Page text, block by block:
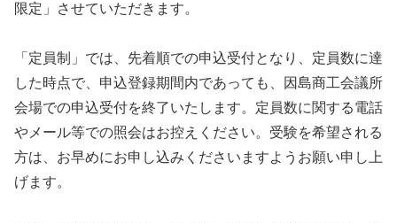
限定」させていただきます。
「定員制」では、先着順での申込受付となり、定員数に達
した時点で、申込登録期間内であっても、因島商工会議所
会場での申込受付を終了いたします。定員数に関する電話
やメール等での照会はお控えください。受験を希望される
方は、お早めにお申し込みくださいますようお願い申し上
げます。